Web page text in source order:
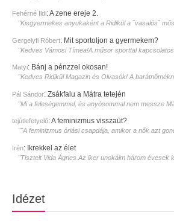
Fehérné Ildi:A zene ereje 2.
"Kisgyermekes anyukaként a Ridikül a ˝vasalós˝
Gergelyfi Róbert: Mit sportoljon a gyermekem?
"Kedves Vámosi Tímea!A műsor sporttal
Matyi: Bánj a pénzzel okosan!
"Kedves Ridikül Magazin és Olvasók! A
Pál Sándor: Zsákfalu a Mátra tetején
"Mi a feleségemmel, és anyósommal nem messze
tejútlefetyelő:A feminizmus visszaüt?
""A feminizmus óriási csapdája, amikor a nők azt
Irén: Ikrekkel az élet
"Tisztelt Vida Ágnes.Az iker unokáim három évesek
Idézet